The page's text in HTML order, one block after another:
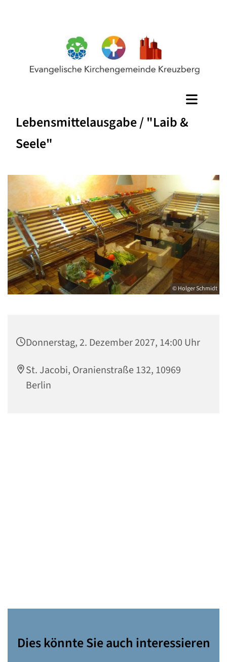
Lebensmittelausgabe / "Laib &
Seele"
© Holger Schmidt
Donnerstag, 2. Dezember 2027, 14:00 Uhr
St. Jacobi, Oranienstraße 132, 10969
Berlin
Dies könnte Sie auch interessieren